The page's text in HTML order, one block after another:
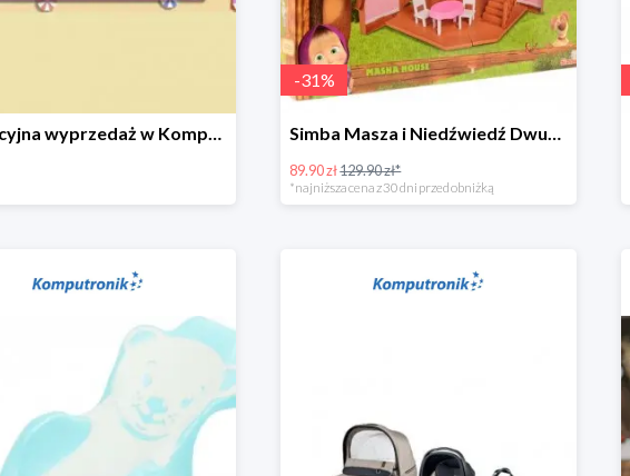
Wakacyjna wyprzedaż w Komputronik do -80%
-31%
Simba Masza i Niedźwiedź Dwupoziomowy dom
89.90 zł129.90 zł*
*najniższa cena z 30 dni przed obniżką